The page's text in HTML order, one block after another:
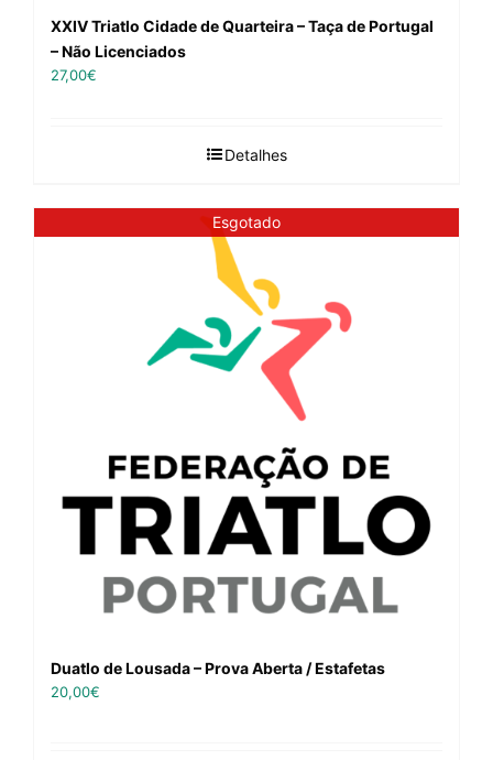
XXIV Triatlo Cidade de Quarteira – Taça de Portugal
– Não Licenciados
27,00€
Detalhes
Esgotado
Duatlo de Lousada – Prova Aberta / Estafetas
20,00€